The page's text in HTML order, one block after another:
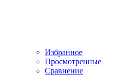
Избранное
Просмотренные
Сравнение